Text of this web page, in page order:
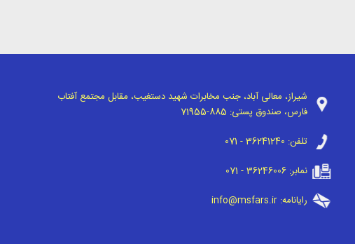
شیراز، معالی آباد، جنب مخابرات شهید دستغیب، مقابل مجتمع آفتاب
فارس، صندوق پستی: 71955-885
تلفن: 071 - 36241240
نمابر: 071 - 36246006
رایانامه: info@msfars.ir